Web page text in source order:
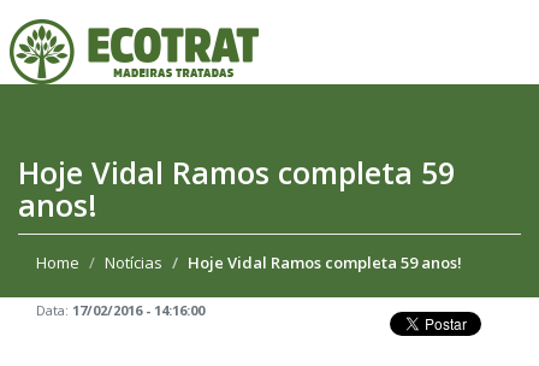
Hoje Vidal Ramos completa 59
anos!
Home Notícias Hoje Vidal Ramos completa 59 anos!
Data: 17/02/2016 - 14:16:00